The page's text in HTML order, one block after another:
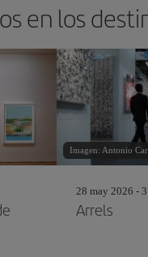
en los
Imagen: Antonio
28 may 2026 -
Arrels